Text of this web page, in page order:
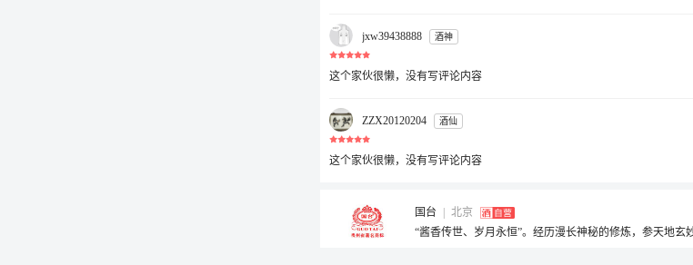
jxw39438888 酒神
这个家伙很懒，没有写评论内容
ZZX20120204 酒仙
这个家伙很懒，没有写评论内容
国台
北京